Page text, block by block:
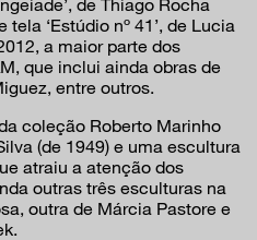
‘Estúdio nº 41’, de Lucia
a maior parte dos
que inclui ainda obras de
entre outros.
coleção Roberto Marinho
(de 1949) e uma escultura
atraiu a atenção dos
outras três esculturas na
outra de Márcia Pastore e